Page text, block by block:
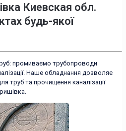
Киевская обл.
будь-якої
промиваємо трубопроводи
Наше обладнання дозволяє
труб та прочищення каналізації